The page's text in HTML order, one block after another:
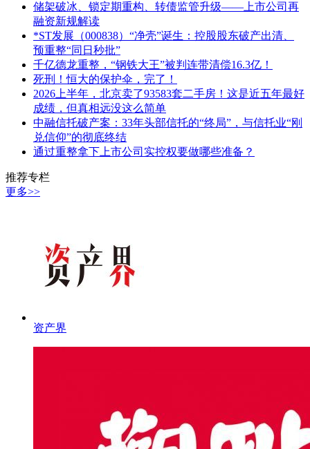
储架破冰、锁定期重构、转债监管升级——上市公司再
融资新规解读
*ST发展（000838）“净壳”诞生：控股股东破产出清、
预重整“同日秒批”
千亿德龙重整，“钢铁大王”被判连带清偿16.3亿！
死刑！恒大的保护伞，完了！
2026上半年，北京卖了93583套二手房！这是近五年最好
成绩，但真相远没这么简单
中融信托破产案：33年头部信托的“终局”，与信托业“刚
兑信仰”的彻底终结
通过重整拿下上市公司实控权要做哪些准备？
推荐专栏
更多>>
资产界